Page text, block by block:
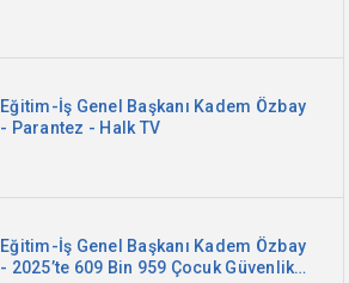
Eğitim-İş Genel Başkanı Kadem Özbay
- Parantez - Halk TV
Eğitim-İş Genel Başkanı Kadem Özbay
- 2025’te 609 Bin 959 Çocuk Güvenlik